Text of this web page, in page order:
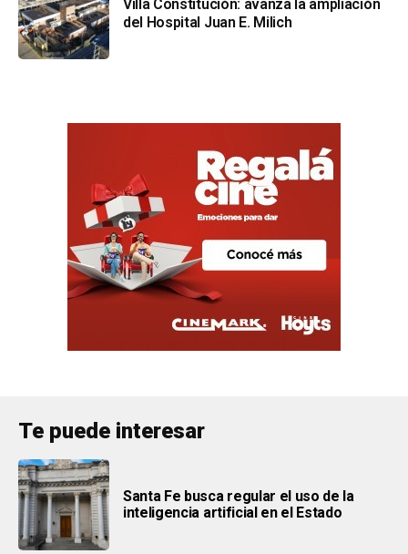
Villa Constitución: avanza la ampliación
del Hospital Juan E. Milich
Te puede interesar
Santa Fe busca regular el uso de la
inteligencia artificial en el Estado